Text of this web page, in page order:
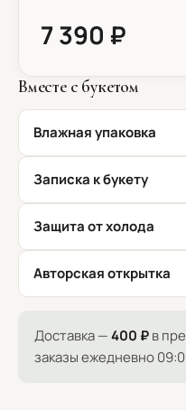
7 390 ₽
Вместе с букетом
Влажная упаковка
Записка к букету
Защита от холода
Авторская открытка
Доставка —400 ₽в
заказы ежедневно